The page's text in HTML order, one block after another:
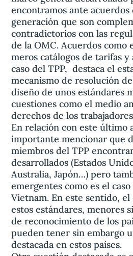
encontramos ante acuerdos
generación que son
contradictorios con las
de la OMC. Acuerdos como
meros catálogos de tarifas y
caso del TPP, destaca el
mecanismo de resolución
diseño de unos estándares
cuestiones como el medio
derechos de los
En relación con este último
importante mencionar que
miembros del TPP
desarrollados (Estados
Australia, Japón…) pero
emergentes como es el
Vietnam. En este sentido,
estos estándares, menores
de reconocimiento de los
pueden tener sin embargo
destacada en estos países.